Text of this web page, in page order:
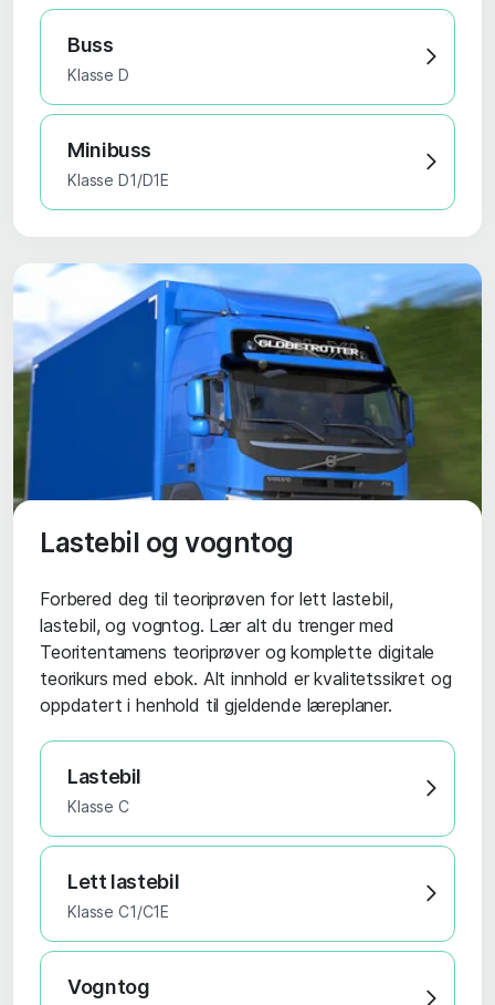
Buss
Klasse D
Minibuss
Klasse D1/D1E
Lastebil og vogntog
Forbered deg til teoriprøven for lett lastebil,
lastebil, og vogntog. Lær alt du trenger med
Teoritentamens teoriprøver og komplette digitale
teorikurs med ebok. Alt innhold er kvalitetssikret og
oppdatert i henhold til gjeldende læreplaner.
Lastebil
Klasse C
Lett lastebil
Klasse C1/C1E
Vogntog